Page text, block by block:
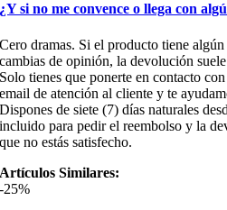
¿Y si no me convence o llega con
Cero dramas. Si el producto tiene
cambias de opinión, la devolución
Solo tienes que ponerte en contacto
email de atención al cliente y te
Dispones de siete (7) días naturales
incluido para pedir el reembolso y la
que no estás satisfecho.
Artículos Similares:
-25%